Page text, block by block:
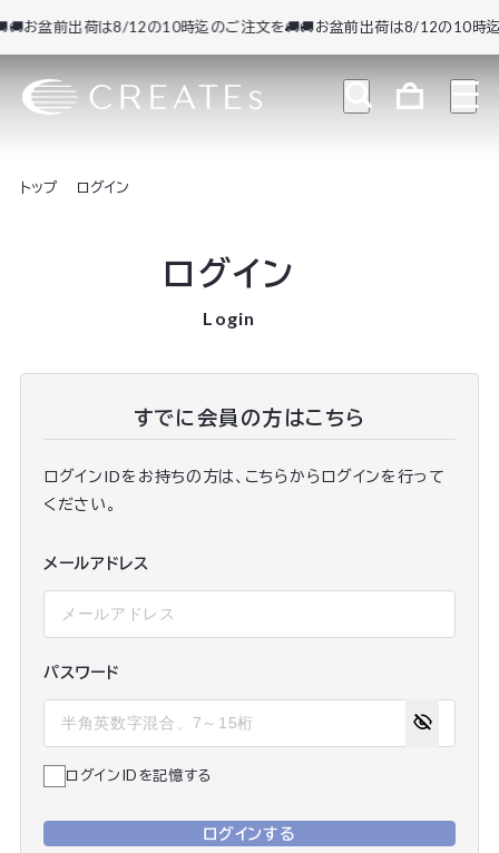
お盆前出荷は8/12の10時迄のご注文を🚚🚚お盆前出荷は8/12の10時迄
トップ ログイン
ログイン
Login
すでに会員の方はこちら
ログインIDをお持ちの方は、こちらからログインを行って
ください。
メールアドレス
パスワード
ログインIDを記憶する
ログインする